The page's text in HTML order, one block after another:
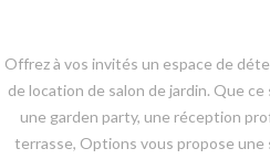
Offrez à vos invités un espace de
de location de salon de jardin. Que
une garden party, une réception
terrasse, Options vous propose